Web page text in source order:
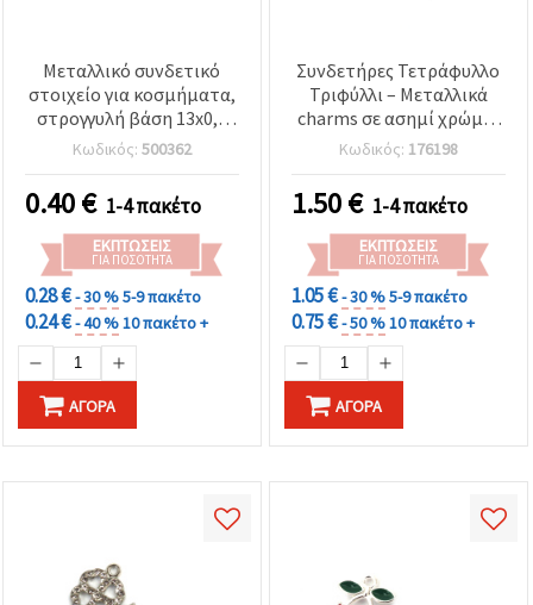
Μεταλλικό συνδετικό
στοιχείο για κοσμήματα,
στρογγυλή βάση 13x0,3
mm, πλακίδιο 8 mm,
οπές 1 mm, ανοιχτό
χρυσό χρώμα - 20 τεμ.
Κωδικός: 500362
0.40€ 1-4 πακέτο
ΕΚΠΤΏΣΕΙΣ
ΓΙΑ ΠΟΣΌΤΗΤΑ
0.28 €- 30 %5-9 πακέτο
0.24 €- 40 %10 πακέτο +
ΑΓΟΡΆ
Συνδετήρες Τετράφυλλο
Τριφύλλι – Μεταλλικά
charms σε ασημί χρώμα,
20x13x2 mm, οπή 2 mm –
σετ 5 τεμ. για DIY
κοσμήματα &
χειροτεχνίες
Κωδικός: 176198
1.50€ 1-4 πακέτο
ΕΚΠΤΏΣΕΙΣ
ΓΙΑ ΠΟΣΌΤΗΤΑ
1.05 €- 30 %5-9 πακέτο
0.75 €- 50 %10 πακέτο +
ΑΓΟΡΆ